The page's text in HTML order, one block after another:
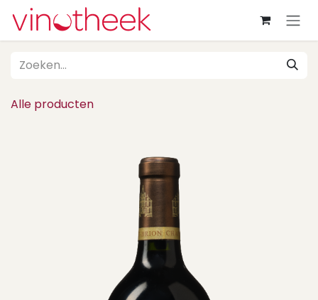
Overslaan naar inhoud
Alle producten